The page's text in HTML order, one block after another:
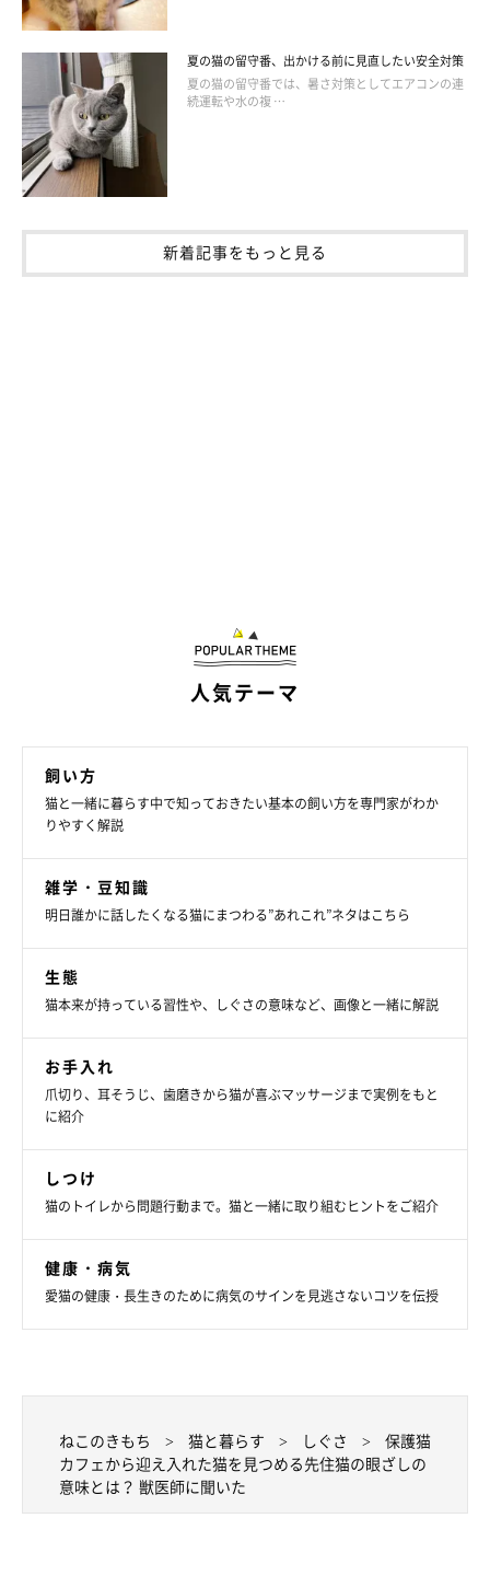
先住猫のトディーくん（写真手前）と添い寝するルーちゃん（写真奥左）と
ニコちゃん（写真奥右）
@DP43dpcSoizPVau
ここからは、ルーちゃんの行動の理由などについて、ねこのきも
ち獣医師相談室の原駿太朗先生にお聞きしました。
「今回のように、一定の距離を保ちつつも視線を向け続けてお
できます。また、新入り猫が近くにいても落ち着いて過ごせる、
食事やトイレなどの行動ができている場合も、比較的先住猫が受
け入れている傾向にあると考えていいでしょう」
猫同士を対面させる際は、ふだんどおりに過ごせているかをチェ
ックするとよさそうです。
保護猫カフェから迎え入れた猫を見つめる先住
り
X（旧Twitter）ユーザー@DP43dpcSoizPVauさんの家に、保護猫カ
フェからニコちゃんがやってきました。すると、さっそく、ニコち
写真提供・取材協力／@DP43dpcSoizPVauさん／X（旧
Twitter）
（監修：ねこのきもち獣医師相談室 獣医師・原駿太朗先生）
※この記事は投稿者さまに取材し、了承の上制作したものです。
夏の猫の留守番、出かける前に見直したい安全対策
夏の猫の留守番では、暑さ対策としてエアコンの連
続運転や水の複 …
新着記事をもっと見る
人気テーマ
飼い方
猫と一緒に暮らす中で知っておきたい基本の飼い方を専門家がわか
りやすく解説
雑学・豆知識
明日誰かに話したくなる猫にまつわる”あれこれ”ネタはこちら
生態
猫本来が持っている習性や、しぐさの意味など、画像と一緒に解説
お手入れ
爪切り、耳そうじ、歯磨きから猫が喜ぶマッサージまで実例をもと
に紹介
しつけ
猫のトイレから問題行動まで。猫と一緒に取り組むヒントをご紹介
健康・病気
愛猫の健康・長生きのために病気のサインを見逃さないコツを伝授
ねこのきもち 猫と暮らす しぐさ
保護猫
カフェから迎え入れた猫を見つめる先住猫の眼ざしの
意味とは？ 獣医師に聞いた